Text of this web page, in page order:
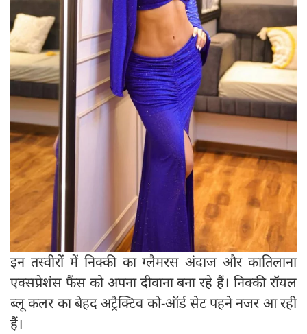
इन तस्वीरों में निक्की का ग्लैमरस अंदाज और कातिलाना
एक्सप्रेशंस फैंस को अपना दीवाना बना रहे हैं। निक्की रॉयल
ब्लू कलर का बेहद अट्रैक्टिव को-ऑर्ड सेट पहने नजर आ रही
हैं।